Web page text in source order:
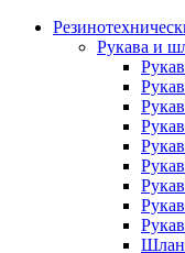
Рукава и